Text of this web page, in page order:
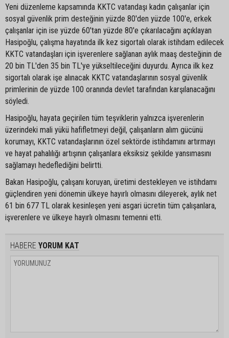
Yeni düzenleme kapsamında KKTC vatandaşı kadın çalışanlar için
sosyal güvenlik prim desteğinin yüzde 80'den yüzde 100'e, erkek
çalışanlar için ise yüzde 60'tan yüzde 80'e çıkarılacağını açıklayan
Hasipoğlu, çalışma hayatında ilk kez sigortalı olarak istihdam edilecek
KKTC vatandaşları için işverenlere sağlanan aylık maaş desteğinin de
20 bin TL'den 35 bin TL'ye yükseltileceğini duyurdu. Ayrıca ilk kez
sigortalı olarak işe alınacak KKTC vatandaşlarının sosyal güvenlik
primlerinin de yüzde 100 oranında devlet tarafından karşılanacağını
söyledi.
Hasipoğlu, hayata geçirilen tüm teşviklerin yalnızca işverenlerin
üzerindeki mali yükü hafifletmeyi değil, çalışanların alım gücünü
korumayı, KKTC vatandaşlarının özel sektörde istihdamını artırmayı
ve hayat pahalılığı artışının çalışanlara eksiksiz şekilde yansımasını
sağlamayı hedeflediğini belirtti.
Bakan Hasipoğlu, çalışanı koruyan, üretimi destekleyen ve istihdamı
güçlendiren yeni dönemin ülkeye hayırlı olmasını dileyerek, aylık net
61 bin 677 TL olarak kesinleşen yeni asgari ücretin tüm çalışanlara,
işverenlere ve ülkeye hayırlı olmasını temenni etti.
HABERE YORUM KAT